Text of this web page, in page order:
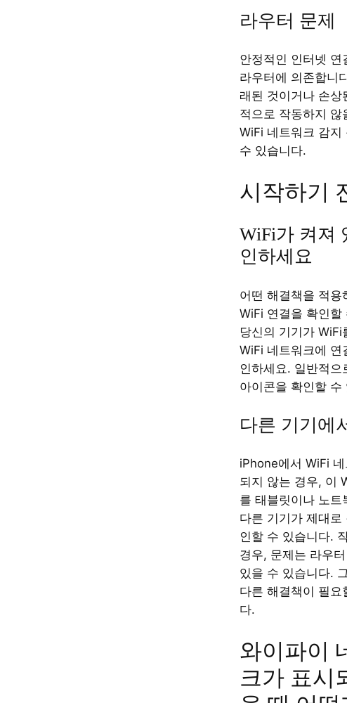
라우터 문제
안정적인 인터넷 연
라우터에 의존합니
래된 것이거나 손상
적으로 작동하지 않
WiFi 네트워크 감지
수 있습니다.
시작하기
WiFi가 켜져
인하세요
어떤 해결책을 적용
WiFi 연결을 확인할
당신의 기기가 WiFi
WiFi 네트워크에 연
인하세요. 일반적으
아이콘을 확인할 수
다른 기기에
iPhone에서 WiFi
되지 않는 경우, 이
를 태블릿이나 노트
다른 기기가 제대로
인할 수 있습니다.
경우, 문제는 라우
있을 수 있습니다.
다른 해결책이 필요
다.
와이파이
크가 표시